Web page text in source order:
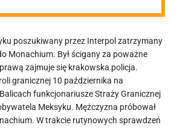
w
poszukiwany przez Interpol zatrzymany
Monachium. Był ścigany za poważne
zajmuje się krakowska policja.
granicznej 10 października na
funkcjonariusze Straży Granicznej
Meksyku. Mężczyzna próbował
W trakcie rutynowych sprawdzeń